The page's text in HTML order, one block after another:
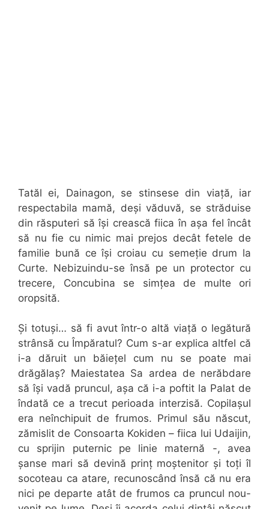
Tatăl ei, Dainagon, se stinsese din viață, iar
respectabila mamă, deși văduvă, se străduise
din răsputeri să își crească fiica în așa fel încât
să nu fie cu nimic mai prejos decât fetele de
familie bună ce își croiau cu semeție drum la
Curte. Nebizuindu-se însă pe un protector cu
trecere, Concubina se simțea de multe ori
oropsită.
Și totuși… să fi avut într-o altă viață o legătură
strânsă cu Împăratul? Cum s-ar explica altfel că
i-a dăruit un băiețel cum nu se poate mai
drăgălaș? Maiestatea Sa ardea de nerăbdare
să își vadă pruncul, așa că i-a poftit la Palat de
îndată ce a trecut perioada interzisă. Copilașul
era neînchipuit de frumos. Primul său născut,
zămislit de Consoarta Kokiden – fiica lui Udaijin,
cu sprijin puternic pe linie maternă -, avea
șanse mari să devină prinț moștenitor și toți îl
socoteau ca atare, recunoscând însă că nu era
nici pe departe atât de frumos ca pruncul nou-